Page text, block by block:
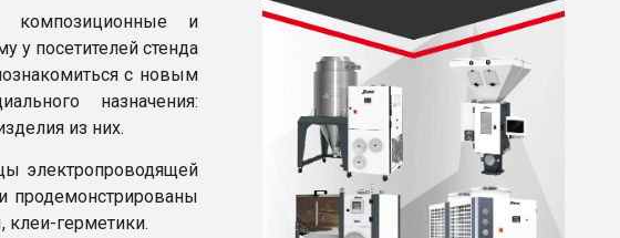
композиционные и
у посетителей стенда
с новым
назначения:
из них.
электропроводящей
клеи-герметики.